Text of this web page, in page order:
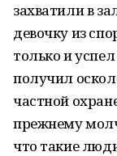
захватили в
девочку из
только и
получил
частной
прежнему
что такие